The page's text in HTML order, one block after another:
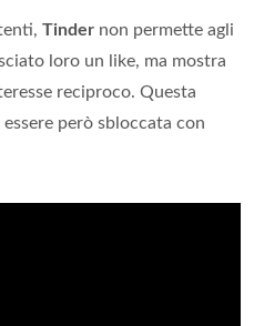
Tinder non permette agli
loro un like, ma mostra
reciproco. Questa
però sbloccata con